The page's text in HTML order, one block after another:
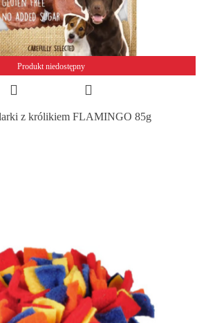
Produkt niedostępny
z królikiem FLAMINGO 85g